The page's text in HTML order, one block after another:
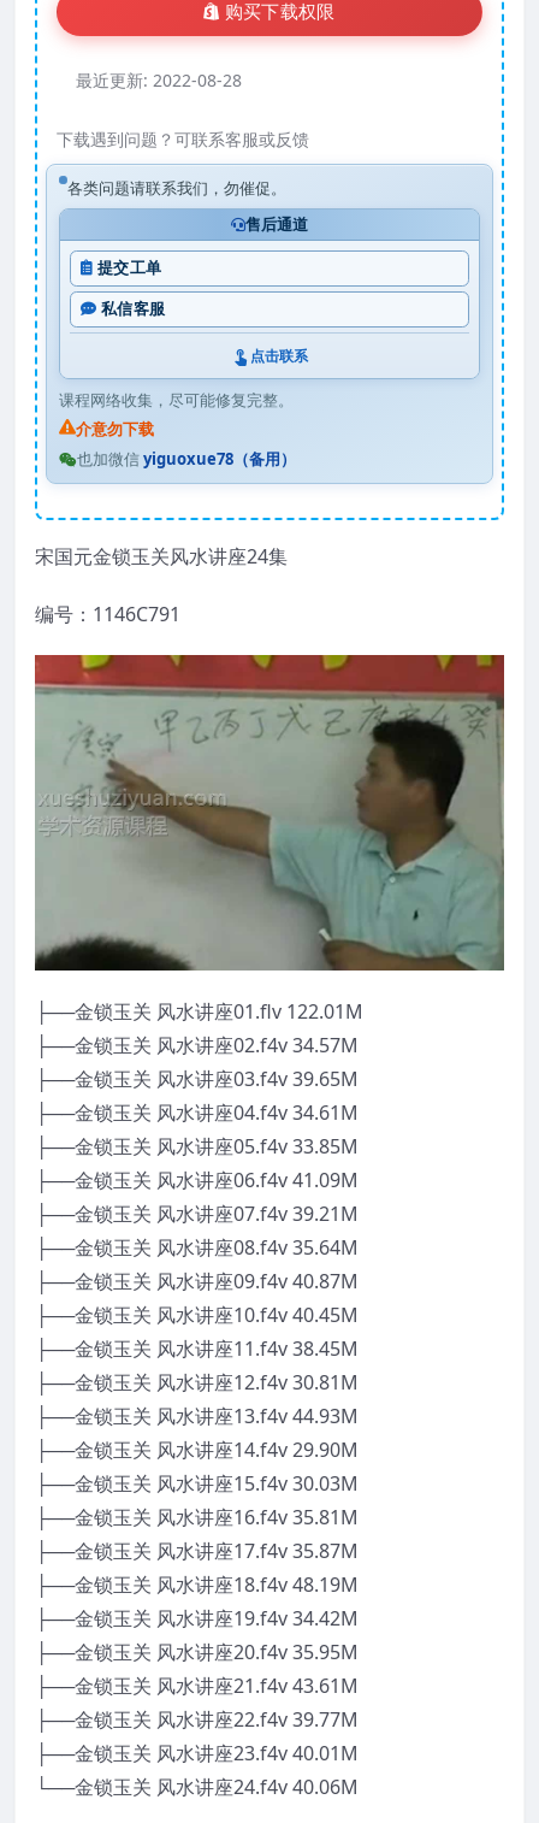
购买下载权限
最近更新: 2022-08-28
下载遇到问题？可联系客服或反馈
各类问题请联系我们，勿催促。
售后通道
提交工单
私信客服
点击联系
课程网络收集，尽可能修复完整。
介意勿下载
也加微信yiguoxue78（备用）
宋国元金锁玉关风水讲座24集
编号：1146C791
├──金锁玉关 风水讲座01.flv 122.01M
├──金锁玉关 风水讲座02.f4v 34.57M
├──金锁玉关 风水讲座03.f4v 39.65M
├──金锁玉关 风水讲座04.f4v 34.61M
├──金锁玉关 风水讲座05.f4v 33.85M
├──金锁玉关 风水讲座06.f4v 41.09M
├──金锁玉关 风水讲座07.f4v 39.21M
├──金锁玉关 风水讲座08.f4v 35.64M
├──金锁玉关 风水讲座09.f4v 40.87M
├──金锁玉关 风水讲座10.f4v 40.45M
├──金锁玉关 风水讲座11.f4v 38.45M
├──金锁玉关 风水讲座12.f4v 30.81M
├──金锁玉关 风水讲座13.f4v 44.93M
├──金锁玉关 风水讲座14.f4v 29.90M
├──金锁玉关 风水讲座15.f4v 30.03M
├──金锁玉关 风水讲座16.f4v 35.81M
├──金锁玉关 风水讲座17.f4v 35.87M
├──金锁玉关 风水讲座18.f4v 48.19M
├──金锁玉关 风水讲座19.f4v 34.42M
├──金锁玉关 风水讲座20.f4v 35.95M
├──金锁玉关 风水讲座21.f4v 43.61M
├──金锁玉关 风水讲座22.f4v 39.77M
├──金锁玉关 风水讲座23.f4v 40.01M
└──金锁玉关 风水讲座24.f4v 40.06M